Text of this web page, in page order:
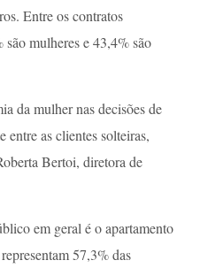
Entre os contratos
mulheres e 43,4% são
da mulher nas decisões de
entre as clientes solteiras,
Bertoi, diretora de
em geral é o apartamento
57,3% das